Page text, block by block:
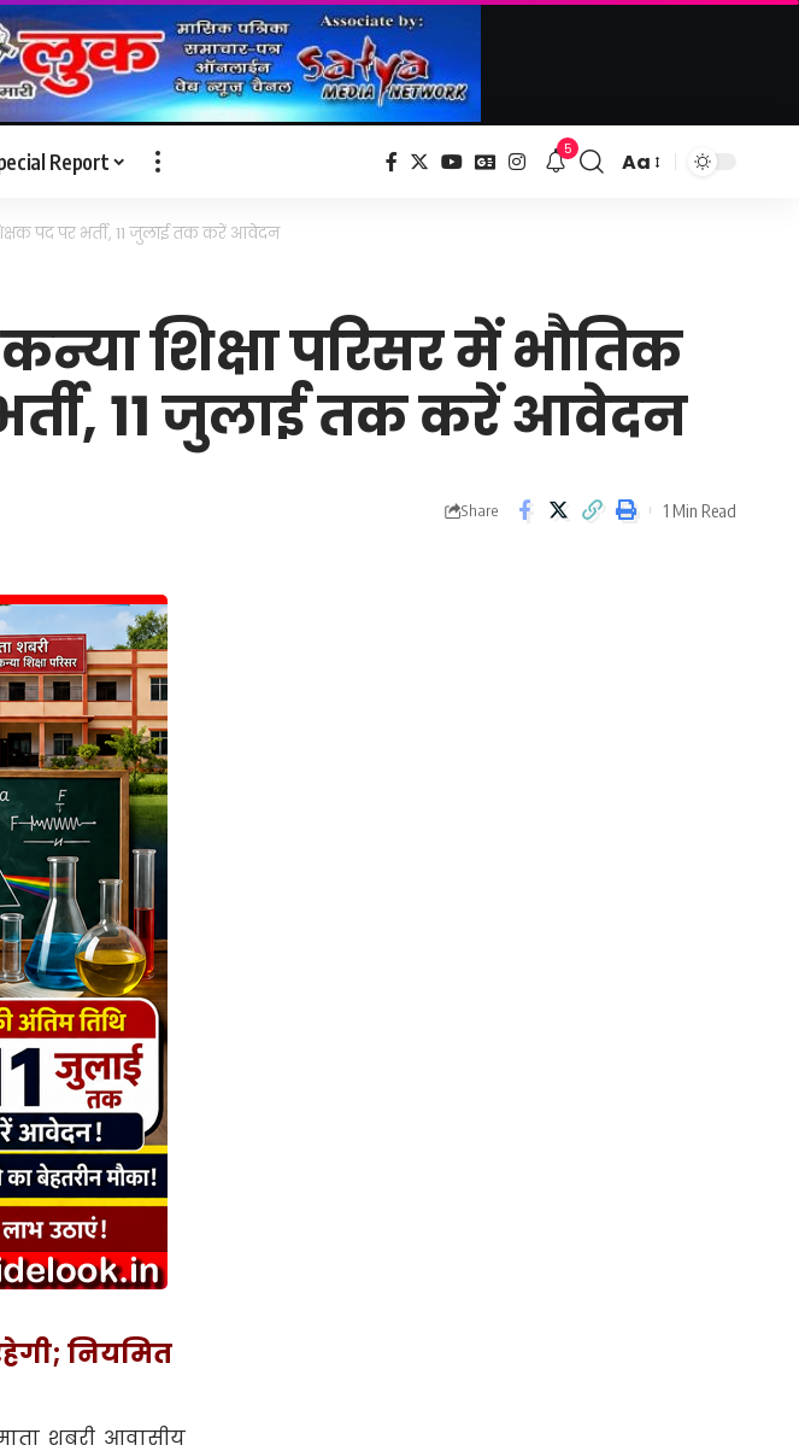
Report 5
Font
Aa
पद पर भर्ती, 11 जुलाई तक करें आवेदन
शिक्षा परिसर में भौतिक
11 जुलाई तक करें आवेदन
Share 1 Min Read
नियमित
शबरी आवासीय